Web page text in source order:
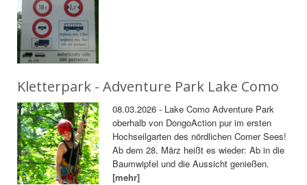
Kletterpark - Adventure Park Lake Como
08.03.2026 - Lake Como Adventure Park
oberhalb von DongoAction pur im ersten
Hochseilgarten des nördlichen Comer Sees!
Ab dem 28. März heißt es wieder: Ab in die
Baumwipfel und die Aussicht genießen.
[mehr]